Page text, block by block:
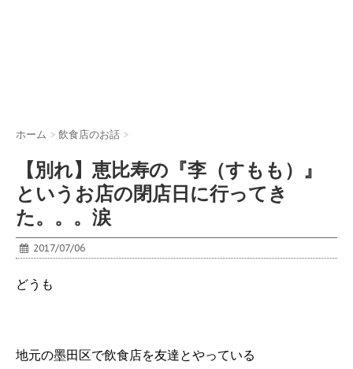
ホーム > 飲食店のお話 >
【別れ】恵比寿の『李（すもも）』
というお店の閉店日に行ってき
た。。。涙
2017/07/06
どうも
地元の墨田区で飲食店を友達とやっている